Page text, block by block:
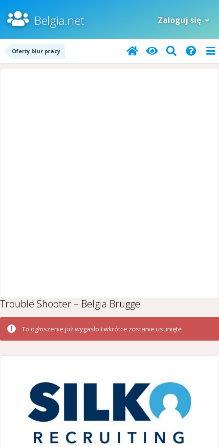
Belgia.net Zaloguj się
Oferty biur pracy
Trouble Shooter – Belgia Brugge
To ogłoszenie już wygasło i wkrótce zostanie usunięte